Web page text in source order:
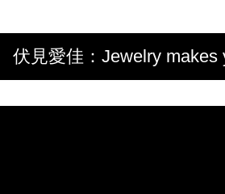
伏見愛佳：Jewelry makes